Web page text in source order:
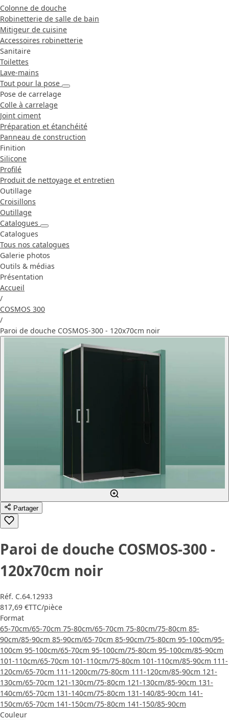
Colonne de douche
Robinetterie de salle de bain
Mitigeur de cuisine
Accessoires robinetterie
Sanitaire
Toilettes
Lave-mains
Tout pour la pose
Pose de carrelage
Colle à carrelage
Joint ciment
Préparation et étanchéité
Panneau de construction
Finition
Silicone
Profilé
Produit de nettoyage et entretien
Outillage
Croisillons
Outillage
Catalogues
Catalogues
Tous nos catalogues
Galerie photos
Outils & médias
Présentation
Accueil
/
COSMOS 300
/
Paroi de douche COSMOS-300 - 120x70cm noir
Partager
Paroi de douche COSMOS-300 -
120x70cm noir
Réf. C.64.12933
817,69 €TTC/pièce
Format
65-70cm/65-70cm 75-80cm/65-70cm 75-80cm/75-80cm 85-
90cm/85-90cm 85-90cm/65-70cm 85-90cm/75-80cm 95-100cm/95-
100cm 95-100cm/65-70cm 95-100cm/75-80cm 95-100cm/85-90cm
101-110cm/65-70cm 101-110cm/75-80cm 101-110cm/85-90cm 111-
120cm/65-70cm 111-1200cm/75-80cm 111-120cm/85-90cm 121-
130cm/65-70cm 121-130cm/75-80cm 121-130cm/85-90cm 131-
140cm/65-70cm 131-140cm/75-80cm 131-140/85-90cm 141-
150cm/65-70cm 141-150cm/75-80cm 141-150/85-90cm
Couleur